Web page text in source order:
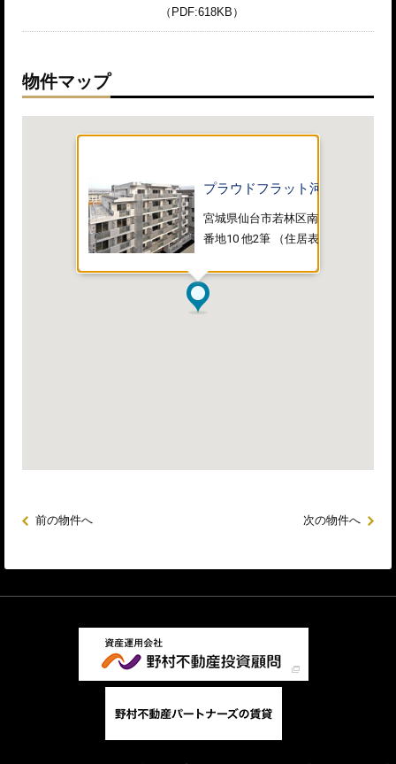
（PDF:618KB）
物件マップ
プラウドフラット河原町
宮城県仙台市若林区南小泉字八軒小
番地10 他2筆 （住居表示未実施）
前の物件へ 次の物件へ